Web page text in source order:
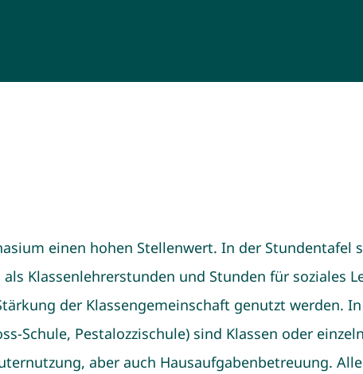
einen hohen Stellenwert. In der Stundentafel
Klassenlehrerstunden und Stunden für soziales
der Klassengemeinschaft genutzt werden.
Schule, Pestalozzischule) sind Klassen oder
aber auch Hausaufgabenbetreuung.